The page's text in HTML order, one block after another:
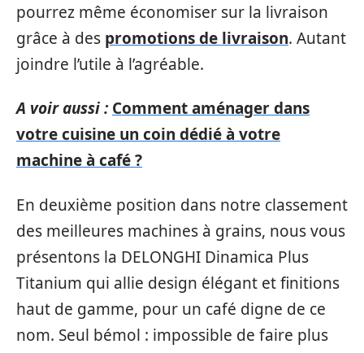
pourrez même économiser sur la livraison
grâce à des promotions de livraison. Autant
joindre l’utile à l’agréable.
A voir aussi : Comment aménager dans
votre cuisine un coin dédié à votre
machine à café ?
En deuxième position dans notre classement
des meilleures machines à grains, nous vous
présentons la DELONGHI Dinamica Plus
Titanium qui allie design élégant et finitions
haut de gamme, pour un café digne de ce
nom. Seul bémol : impossible de faire plus